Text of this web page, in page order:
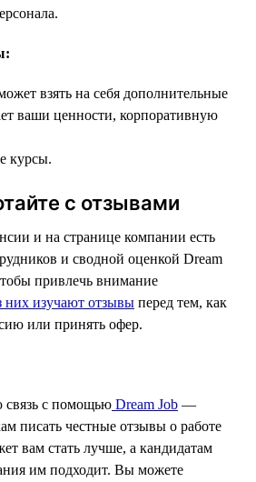
взять на себя дополнительные
ваши ценности, корпоративную
курсы.
с отзывами
и на странице компании есть
и сводной оценкой Dream
привлечь внимание
них изучают отзывы перед тем, как
или принять офер.
связь с помощью Dream Job —
писать честные отзывы о работе
вам стать лучше, а кандидатам
им подходит. Вы можете